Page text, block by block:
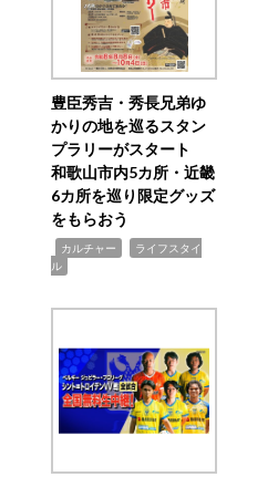
豊臣秀吉・秀長兄弟ゆ
かりの地を巡るスタン
プラリーがスタート
和歌山市内5カ所・近畿
6カ所を巡り限定グッズ
をもらおう
カルチャー
ライフスタイ
ル